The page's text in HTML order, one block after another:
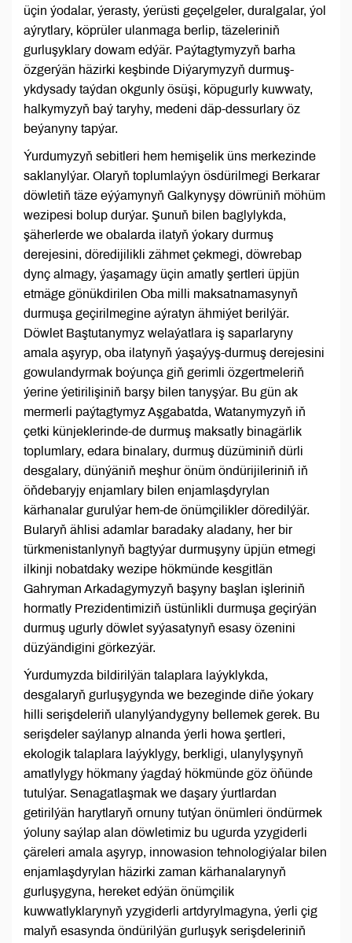
üçin ýodalar, ýerasty, ýerüsti geçelgeler, duralgalar, ýol
aýrytlary, köprüler ulanmaga berlip, täzeleriniň
gurluşyklary dowam edýär. Paýtagtymyzyň barha
özgerýän häzirki keşbinde Diýarymyzyň durmuş-
ykdysady taýdan okgunly ösüşi, köpugurly kuwwaty,
halkymyzyň baý taryhy, medeni däp-dessurlary öz
beýanyny tapýar.
Ýurdumyzyň sebitleri hem hemişelik üns merkezinde
saklanylýar. Olaryň toplumlaýyn ösdürilmegi Berkarar
döwletiň täze eýýamynyň Galkynyşy döwrüniň möhüm
wezipesi bolup durýar. Şunuň bilen baglylykda,
şäherlerde we obalarda ilatyň ýokary durmuş
derejesini, döredijilikli zähmet çekmegi, döwrebap
dynç almagy, ýaşamagy üçin amatly şertleri üpjün
etmäge gönükdirilen Oba milli maksatnamasynyň
durmuşa geçirilmegine aýratyn ähmiýet berilýär.
Döwlet Baştutanymyz welaýatlara iş saparlaryny
amala aşyryp, oba ilatynyň ýaşaýyş-durmuş derejesini
gowulandyrmak boýunça giň gerimli özgertmeleriň
ýerine ýetirilişiniň barşy bilen tanyşýar. Bu gün ak
mermerli paýtagtymyz Aşgabatda, Watanymyzyň iň
çetki künjeklerinde-de durmuş maksatly binagärlik
toplumlary, edara binalary, durmuş düzüminiň dürli
desgalary, dünýäniň meşhur önüm öndürijileriniň iň
öňdebaryjy enjamlary bilen enjamlaşdyrylan
kärhanalar gurulýar hem-de önümçilikler döredilýär.
Bularyň ählisi adamlar baradaky aladany, her bir
türkmenistanlynyň bagtyýar durmuşyny üpjün etmegi
ilkinji nobatdaky wezipe hökmünde kesgitlän
Gahryman Arkadagymyzyň başyny başlan işleriniň
hormatly Prezidentimiziň üstünlikli durmuşa geçirýän
durmuş ugurly döwlet syýasatynyň esasy özenini
düzýändigini görkezýär.
Ýurdumyzda bildirilýän talaplara laýyklykda,
desgalaryň gurluşygynda we bezeginde diňe ýokary
hilli serişdeleriň ulanylýandygyny bellemek gerek. Bu
serişdeler saýlanyp alnanda ýerli howa şertleri,
ekologik talaplara laýyklygy, berkligi, ulanylyşynyň
amatlylygy hökmany ýagdaý hökmünde göz öňünde
tutulýar. Senagatlaşmak we daşary ýurtlardan
getirilýän harytlaryň ornuny tutýan önümleri öndürmek
ýoluny saýlap alan döwletimiz bu ugurda yzygiderli
çäreleri amala aşyryp, innowasion tehnologiýalar bilen
enjamlaşdyrylan häzirki zaman kärhanalarynyň
gurluşygyna, hereket edýän önümçilik
kuwwatlyklarynyň yzygiderli artdyrylmagyna, ýerli çig
malyň esasynda öndürilýän gurluşyk serişdeleriniň